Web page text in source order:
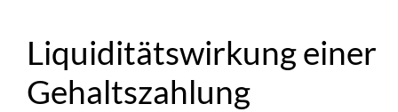
Liquiditätswirkung einer
Gehaltszahlung